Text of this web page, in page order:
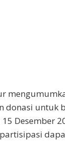
donasi untuk
Desember